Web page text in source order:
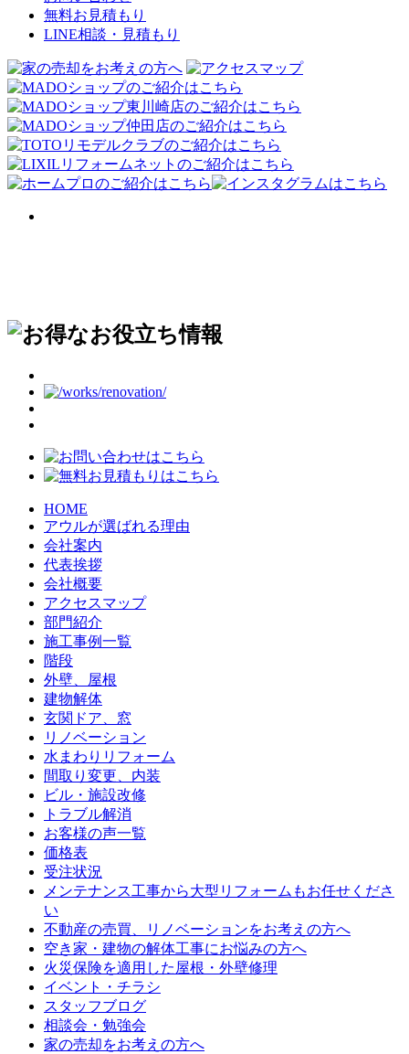
無料お見積もり
LINE相談・見積もり
HOME
アウルが選ばれる理由
会社案内
代表挨拶
会社概要
アクセスマップ
部門紹介
施工事例一覧
階段
外壁、屋根
建物解体
玄関ドア、窓
リノベーション
水まわりリフォーム
間取り変更、内装
ビル・施設改修
トラブル解消
お客様の声一覧
価格表
受注状況
メンテナンス工事から大型リフォームもお任せくださ
い
不動産の売買、リノベーションをお考えの方へ
空き家・建物の解体工事にお悩みの方へ
火災保険を適用した屋根・外壁修理
イベント・チラシ
スタッフブログ
相談会・勉強会
家の売却をお考えの方へ